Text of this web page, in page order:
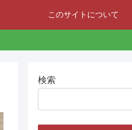
このサイトについて
検索